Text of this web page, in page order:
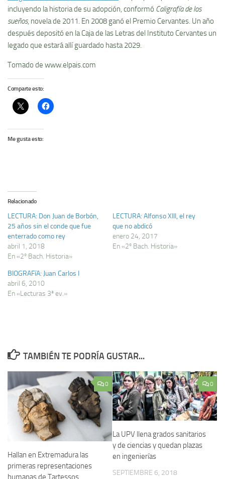
incluyendo la historia de su adopción, conformó Caligrafía de los
sueños, novela de 2011. En 2008 ganó el Premio Cervantes. Un año
después depositó en la Caja de las Letras del Instituto Cervantes un
legado que estará allí guardado hasta 2029.
Tomado de www.elpais.com
Comparte esto:
Me gusta esto:
Relacionado
LECTURA: Don Juan de Borbón,
25 años sin el conde que fue
enterrado como rey
abril 1, 2018
En «2º Bach. Historia»
LECTURA: Alfonso XIII, el rey
que no abdicó
enero 24, 2017
En «2º Bach. Historia»
BIOGRAFíA: Juan Carlos I
abril 6, 2010
En «Lecturas 3ª ev.»
TAMBIÉN TE PODRÍA GUSTAR...
0
Hallan en Extremadura las
primeras representaciones
humanas de Tartessos
0
La UPV llena grados sanitarios
y de ciencias y quedan plazas
en ingenierías
SEPTIEMBRE 6, 2018